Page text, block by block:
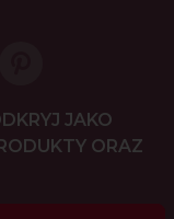
JAKO
ORAZ